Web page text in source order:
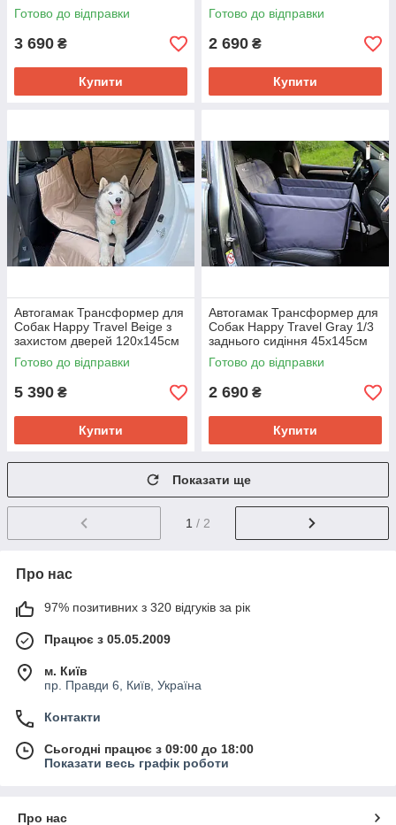
Готово до відправки
3 690 ₴
Купити
Готово до відправки
2 690 ₴
Купити
Автогамак Трансформер для
Собак Happy Travel Beige з
захистом дверей 120х145см
Готово до відправки
5 390 ₴
Купити
Автогамак Трансформер для
Собак Happy Travel Gray 1/3
заднього сидіння 45х145см
Готово до відправки
2 690 ₴
Купити
Показати ще
1 / 2
Про нас
97% позитивних з 320 відгуків за рік
Працює з 05.05.2009
м. Київ
пр. Правди 6, Київ, Україна
Контакти
Сьогодні працює з 09:00 до 18:00
Показати весь графік роботи
Про нас